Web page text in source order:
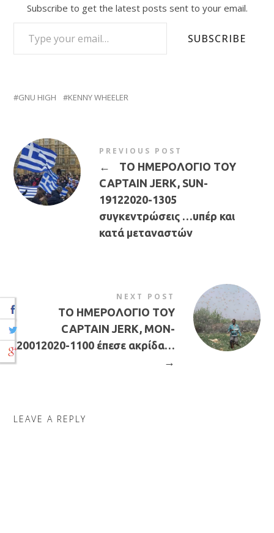
Subscribe to get the latest posts sent to your email.
TYPE YOUR EMAIL…
SUBSCRIBE
GNU HIGH KENNY WHEELER
PREVIOUS POST
←
ΤΟ ΗΜΕΡΟΛΟΓΙΟ ΤΟΥ
CAPTAIN JERK, SUN-
19122020-1305
συγκεντρώσεις …υπέρ και
κατά μεταναστών
NEXT POST
ΤΟ ΗΜΕΡΟΛΟΓΙΟ ΤΟΥ
CAPTAIN JERK, MON-
20012020-1100 έπεσε ακρίδα…
→
LEAVE A REPLY